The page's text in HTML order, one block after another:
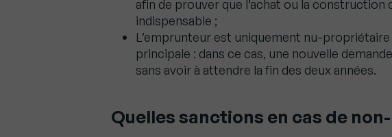
afin de prouver que l’achat ou la construction
indispensable ;
L’emprunteur est uniquement nu-
principale : dans ce cas, une nouvelle
sans avoir à attendre la fin des deux années.
Quelles sanctions en cas de